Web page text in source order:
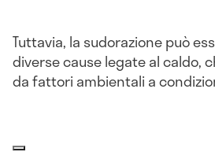
Tuttavia, la sudorazione può
diverse cause legate al caldo,
da fattori ambientali a
Fattori ambientali